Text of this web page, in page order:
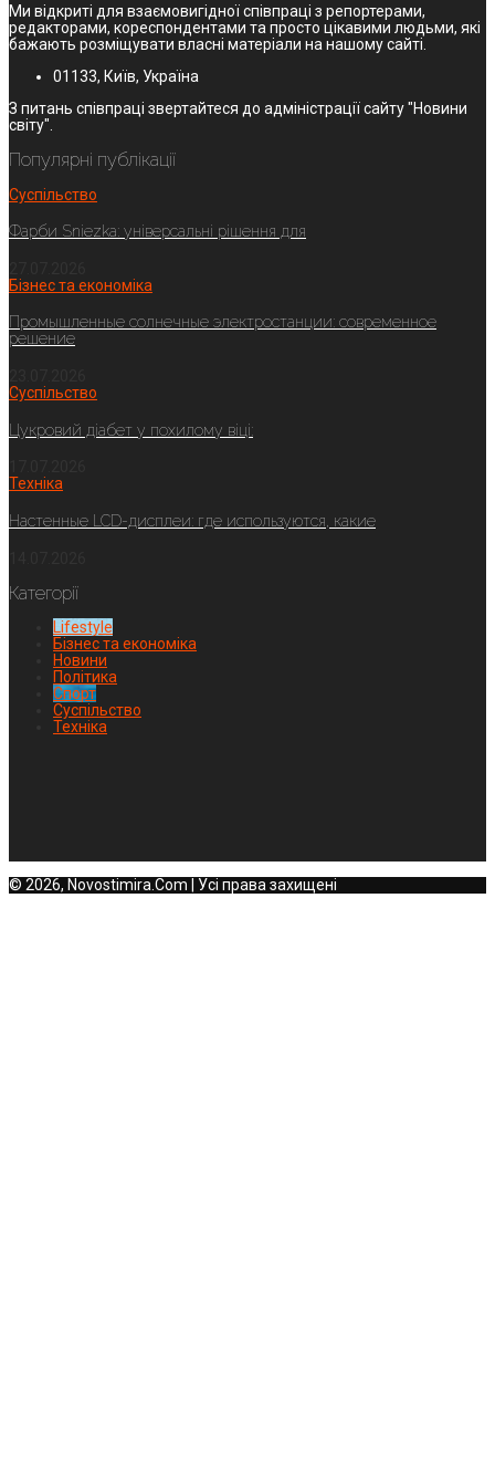
Ми відкриті для взаємовигідної співпраці з репортерами,
редакторами, кореспондентами та просто цікавими людьми, які
бажають розміщувати власні матеріали на нашому сайті.
01133, Київ, Україна
З питань співпраці звертайтеся до адміністрації сайту "Новини
світу".
Популярні публікації
Суспільство
Фарби Sniezka: універсальні рішення для
Бізнес та економіка
Промышленные солнечные электростанции: современное
решение
Суспільство
Цукровий діабет у похилому віці:
Техніка
Настенные LCD-дисплеи: где используются, какие
Категорії
Lifestyle
Бізнес та економіка
Новини
Політика
Спорт
Суспільство
Техніка
© 2026, Novostimira.Com | Усі права захищені